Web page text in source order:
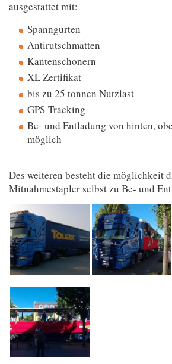
ausgestattet mit:
Spanngurten
Antirutschmatten
Kantenschonern
XL Zertifikat
bis zu 25 tonnen Nutzlast
GPS-Tracking
Be- und Entladung von hinten,
möglich
Des weiteren besteht die möglichkeit
Mitnahmestapler selbst zu Be- und